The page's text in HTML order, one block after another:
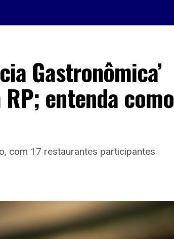
Gastronômica’
entenda como
com 17 restaurantes participantes